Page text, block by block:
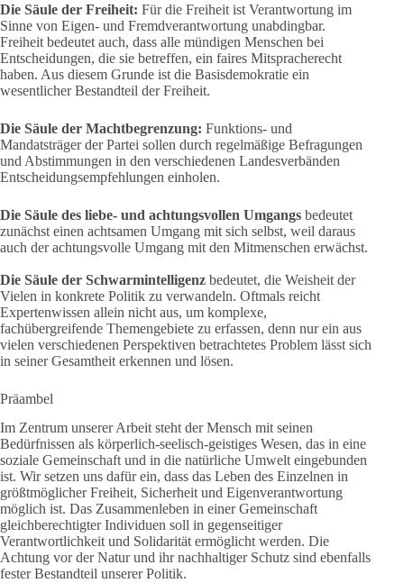
Die Säule der Freiheit: Für die Freiheit ist Verantwortung im
Sinne von Eigen- und Fremdverantwortung unabdingbar.
Freiheit bedeutet auch, dass alle mündigen Menschen bei
Entscheidungen, die sie betreffen, ein faires Mitspracherecht
haben. Aus diesem Grunde ist die Basisdemokratie ein
wesentlicher Bestandteil der Freiheit.
Die Säule der Machtbegrenzung: Funktions- und
Mandatsträger der Partei sollen durch regelmäßige Befragungen
und Abstimmungen in den verschiedenen Landesverbänden
Entscheidungsempfehlungen einholen.
Die Säule des liebe- und achtungsvollen Umgangs bedeutet
zunächst einen achtsamen Umgang mit sich selbst, weil daraus
auch der achtungsvolle Umgang mit den Mitmenschen erwächst.
Die Säule der Schwarmintelligenz bedeutet, die Weisheit der
Vielen in konkrete Politik zu verwandeln. Oftmals reicht
Expertenwissen allein nicht aus, um komplexe,
fachübergreifende Themengebiete zu erfassen, denn nur ein aus
vielen verschiedenen Perspektiven betrachtetes Problem lässt sich
in seiner Gesamtheit erkennen und lösen.
Präambel
Im Zentrum unserer Arbeit steht der Mensch mit seinen
Bedürfnissen als körperlich-seelisch-geistiges Wesen, das in eine
soziale Gemeinschaft und in die natürliche Umwelt eingebunden
ist. Wir setzen uns dafür ein, dass das Leben des Einzelnen in
größtmöglicher Freiheit, Sicherheit und Eigenverantwortung
möglich ist. Das Zusammenleben in einer Gemeinschaft
gleichberechtigter Individuen soll in gegenseitiger
Verantwortlichkeit und Solidarität ermöglicht werden. Die
Achtung vor der Natur und ihr nachhaltiger Schutz sind ebenfalls
fester Bestandteil unserer Politik.